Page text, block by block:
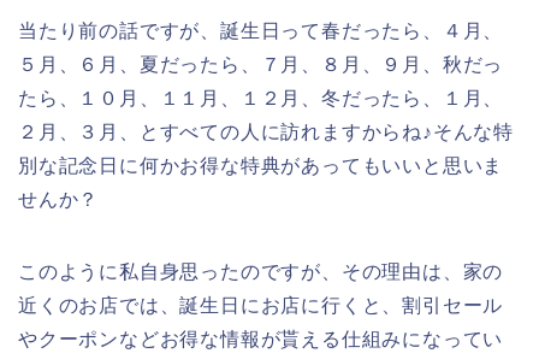
当たり前の話ですが、誕生日って春だったら、４月、
５月、６月、夏だったら、７月、８月、９月、秋だっ
たら、１０月、１１月、１２月、冬だったら、１月、
２月、３月、とすべての人に訪れますからね♪そんな特
別な記念日に何かお得な特典があってもいいと思いま
せんか？
このように私自身思ったのですが、その理由は、家の
近くのお店では、誕生日にお店に行くと、割引セール
やクーポンなどお得な情報が貰える仕組みになってい